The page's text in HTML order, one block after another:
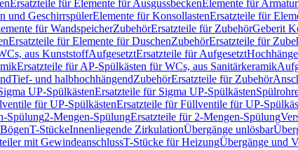
Ersatzteile für Elemente für AusgussbeckenElemente für
und GeschirrspülerElemente für KonsollastenErsatzteile für
für WandspeicherZubehörErsatzteile für ZubehörGeberit
Ersatzteile für Elemente für DuschenZubehörErsatzteile für
aus KunststoffAufgesetztErsatzteile für Aufgesetzt
Ersatzteile für AP-Spülkästen für WCs, aus Sanitärkeramik
Tief- und halbhochhängendZubehörErsatzteile für Zubehör
UP-SpülkästenErsatzteile für Sigma UP-Spülkästen
für UP-SpülkästenErsatzteile für Füllventile für UP-
Spülung2-Mengen-SpülungErsatzteile für 2-Mengen-Spülung
BögenT-StückeInnenliegende ZirkulationÜbergänge unlösbar
mit GewindeanschlussT-Stücke für HeizungÜbergänge und